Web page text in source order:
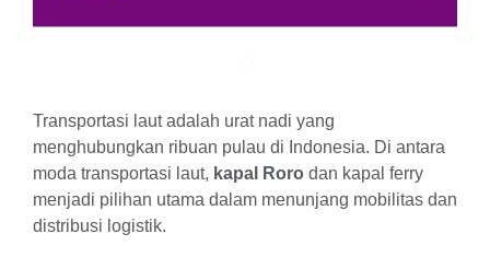
Transportasi laut adalah urat nadi yang
menghubungkan ribuan pulau di Indonesia. Di antara
moda transportasi laut, kapal Roro dan kapal ferry
menjadi pilihan utama dalam menunjang mobilitas dan
distribusi logistik.